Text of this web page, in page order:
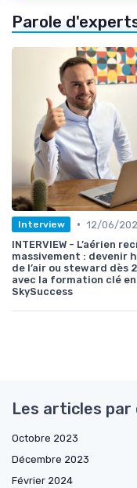
Parole
Interview • 12/06/
INTERVIEW - L’aérien
massivement : devenir
de l’air ou steward dès
avec la formation clé en
SkySuccess
Les articles par
Octobre 2023
Décembre 2023
Février 2024